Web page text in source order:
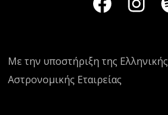
Με την υποστήριξη της Ελληνικής
Αστρονομικής Εταιρείας